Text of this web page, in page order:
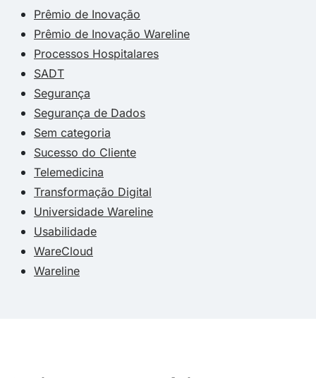
Prêmio de Inovação
Prêmio de Inovação Wareline
Processos Hospitalares
SADT
Segurança
Segurança de Dados
Sem categoria
Sucesso do Cliente
Telemedicina
Transformação Digital
Universidade Wareline
Usabilidade
WareCloud
Wareline